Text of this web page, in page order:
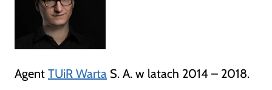
Agent TUiR Warta S. A. w latach 2014 – 2018.